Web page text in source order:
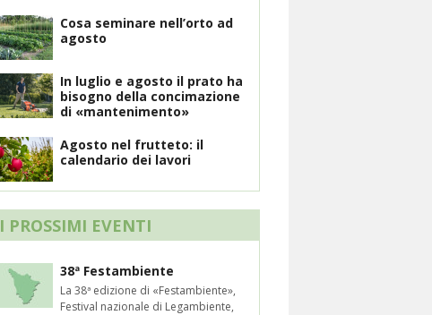
Cosa seminare nell’orto ad
agosto
In luglio e agosto il prato ha
bisogno della concimazione
di «mantenimento»
Agosto nel frutteto: il
calendario dei lavori
I PROSSIMI EVENTI
38ª Festambiente
La 38ª edizione di «Festambiente»,
Festival nazionale di Legambiente,